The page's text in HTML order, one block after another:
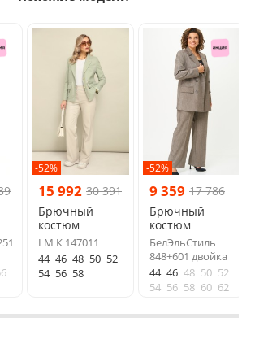
-52%
15 992 30 391
Брючный
костюм
LM К 147011
44 46 48 50 52
54 56 58
-52%
9 359 17 786
Брючный
костюм
БелЭльСтиль
848+601 двойка
44 46 48 50 52
54 56 58 60 62